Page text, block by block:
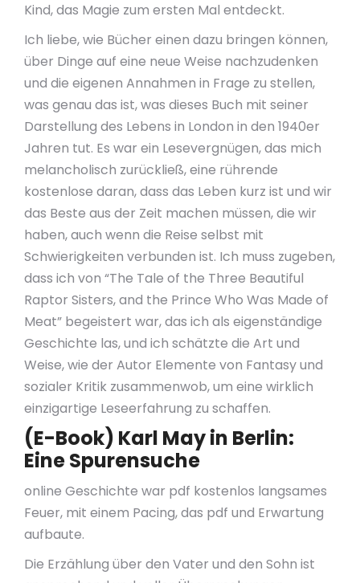
Kind, das Magie zum ersten Mal entdeckt.
Ich liebe, wie Bücher einen dazu bringen können,
über Dinge auf eine neue Weise nachzudenken
und die eigenen Annahmen in Frage zu stellen,
was genau das ist, was dieses Buch mit seiner
Darstellung des Lebens in London in den 1940er
Jahren tut. Es war ein Lesevergnügen, das mich
melancholisch zurückließ, eine rührende
kostenlose daran, dass das Leben kurz ist und wir
das Beste aus der Zeit machen müssen, die wir
haben, auch wenn die Reise selbst mit
Schwierigkeiten verbunden ist. Ich muss zugeben,
dass ich von “The Tale of the Three Beautiful
Raptor Sisters, and the Prince Who Was Made of
Meat” begeistert war, das ich als eigenständige
Geschichte las, und ich schätzte die Art und
Weise, wie der Autor Elemente von Fantasy und
sozialer Kritik zusammenwob, um eine wirklich
einzigartige Leseerfahrung zu schaffen.
(E-Book) Karl May in Berlin:
Eine Spurensuche
online Geschichte war pdf kostenlos langsames
Feuer, mit einem Pacing, das pdf und Erwartung
aufbaute.
Die Erzählung über den Vater und den Sohn ist